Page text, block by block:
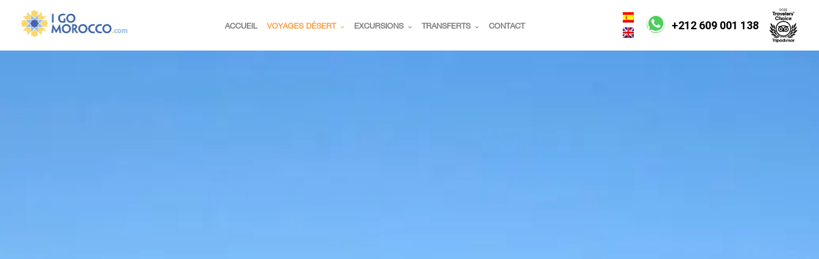
ACCUEIL VOYAGES DÉSERT EXCURSIONS TRANSFERTS CONTACT +212 609 001 138